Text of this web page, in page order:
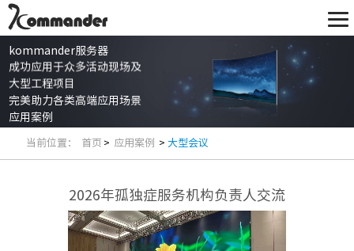
kommander服务器
成功应用于众多活动现场及
大型工程项目
完美助力各类高端应用场景
应用案例
当前位置： 首页 > 应用案例 >大型会议
2026年孤独症服务机构负责人交流